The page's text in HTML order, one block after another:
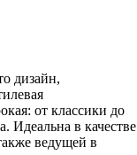
дизайн,
от классики до
Идеальна в качестве
ведущей в